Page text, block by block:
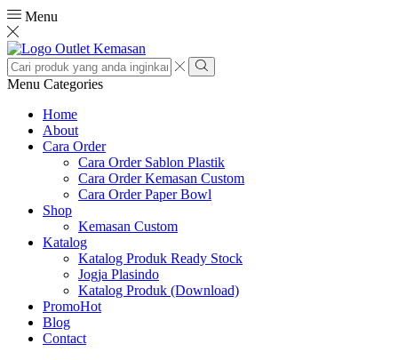
Menu
Search
input
Search
Menu Categories
Home
About
Cara Order
Cara Order Sablon Plastik
Cara Order Kemasan Custom
Cara Order Paper Bowl
Shop
Kemasan Custom
Katalog
Katalog Produk Ready Stock
Jogja Plasindo
Katalog Produk (Download)
PromoHot
Blog
Contact